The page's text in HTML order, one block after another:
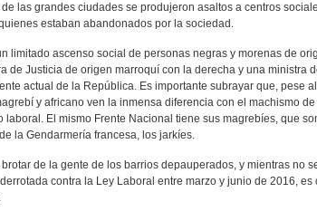
las grandes ciudades se produjeron asaltos a centros
estaban abandonados por la sociedad.
limitado ascenso social de personas negras y morenas de
de Justicia de origen marroquí con la derecha y una ministra
actual de la República. Es importante subrayar que, pese
y africano ven la inmensa diferencia con el machismo
laboral. El mismo Frente Nacional tiene sus magrebíes, que
la Gendarmería francesa, los jarkíes.
de la gente de los barrios depauperados, y mientras no
contra la Ley Laboral entre marzo y junio de 2016,